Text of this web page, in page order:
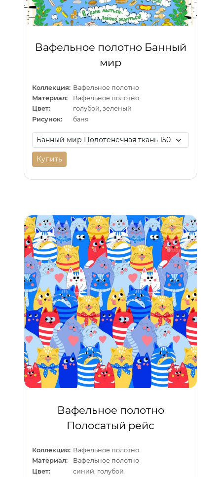
Вафельное полотно Банный
мир
Коллекция: Вафельное полотно
Материал:
Вафельное полотно
Цвет:
голубой, зеленый
Рисунок:
баня
Купить
Вафельное полотно
Полосатый рейс
Коллекция: Вафельное полотно
Материал:
Вафельное полотно
Цвет:
синий, голубой